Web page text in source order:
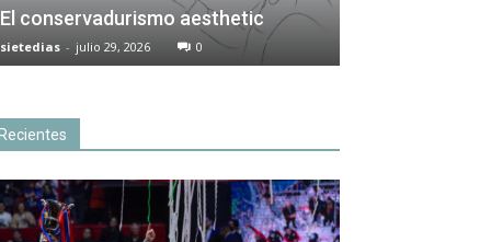
El conservadurismo aesthetic
sietedias - julio 29, 2026 0